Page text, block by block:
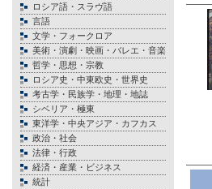
ロシア語・スラヴ語
言語
文学・フォークロア
美術・演劇・映画・バレエ・音楽
哲学・思想・宗教
ロシア史・中東欧史・世界史
考古学・民族学・地理・地誌
シベリア・極東
東洋学・中央アジア・カフカス
政治・社会
法律・行政
経済・産業・ビジネス
統計